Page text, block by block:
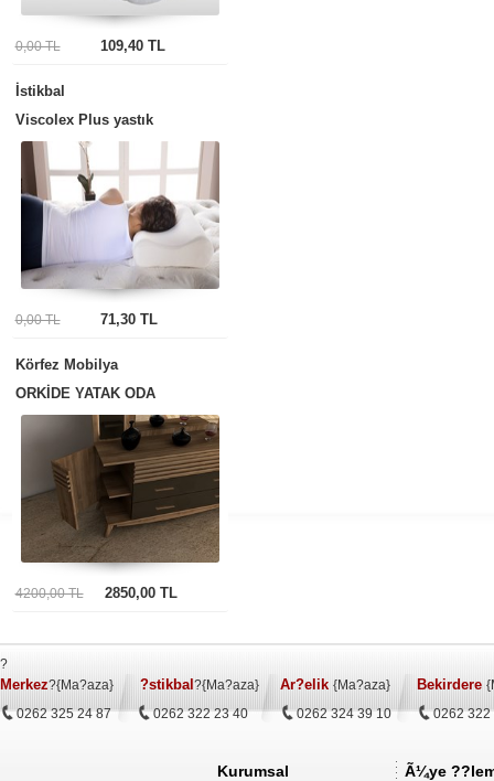
0,00 TL 109,40 TL
İstikbal
Viscolex Plus yastık
0,00 TL 71,30 TL
Körfez Mobilya
ORKİDE YATAK ODA
4200,00 TL 2850,00 TL
?
Merkez?{Ma?aza}
0262 325 24 87
?stikbal ?{Ma?aza}
0262 322 23 40
Ar?elik {Ma?aza}
0262 324 39 10
Bekirdere
0262 322
Kurumsal Ã¼ye